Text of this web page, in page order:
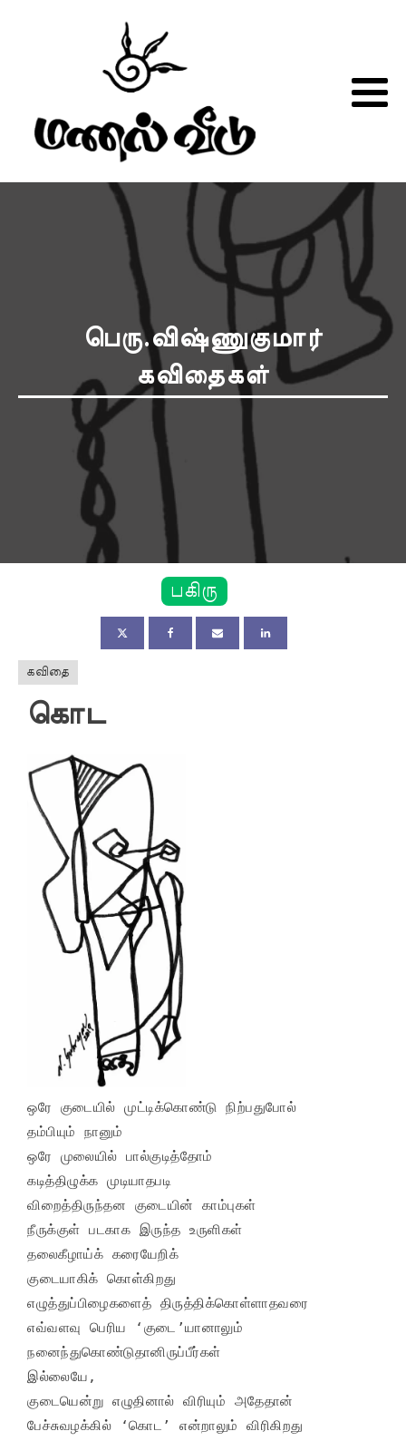
பெரு.விஷ்ணுகுமார்
கவிதைகள்
பகிரு
கவிதை
கொட
ஒரே குடையில் முட்டிக்கொண்டு நிற்பதுபோல்
தம்பியும் நானும்
ஒரே முலையில் பால்குடித்தோம்
கடித்திழுக்க முடியாதபடி
விறைத்திருந்தன குடையின் காம்புகள்
நீருக்குள் படகாக இருந்த உருளிகள்
தலைகீழாய்க் கரையேறிக்
குடையாகிக் கொள்கிறது
எழுத்துப்பிழைகளைத் திருத்திக்கொள்ளாதவரை
எவ்வளவு பெரிய ‘குடை’யானாலும்
நனைந்துகொண்டுதானிருப்பீர்கள்
இல்லையே,
குடையென்று எழுதினால் விரியும் அதேதான்
பேச்சுவழக்கில் ‘கொட’ என்றாலும் விரிகிறது